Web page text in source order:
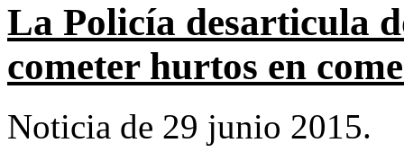
La Policía desarticula
cometer hurtos en
Noticia de 29 junio 2015.